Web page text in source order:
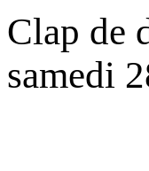
Clap
samedi